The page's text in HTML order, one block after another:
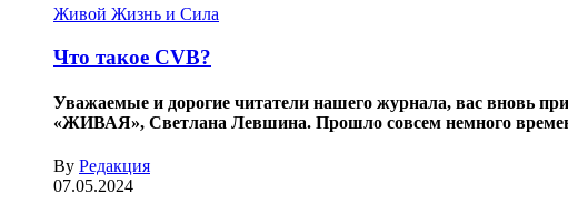
Живой Жизнь и Сила
Что такое CVB?
Уважаемые и дорогие читатели нашего журнала, вас вновь
«ЖИВАЯ», Светлана Левшина. Прошло совсем немного
By Редакция
07.05.2024